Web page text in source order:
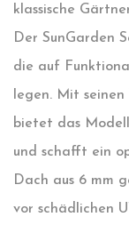
klassische
Der SunGarden
die auf
legen. Mit
bietet das
und schafft ein
Dach aus 6 mm
vor schädlichen